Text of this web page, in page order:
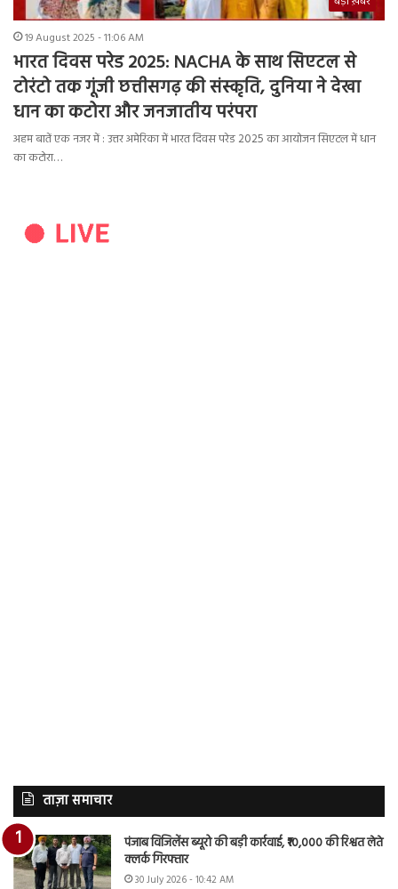
19 August 2025 - 11:06 AM
भारत दिवस परेड 2025: NACHA के साथ सिएटल से
टोरंटो तक गूंजी छत्तीसगढ़ की संस्कृति, दुनिया ने देखा
धान का कटोरा और जनजातीय परंपरा
अहम बातें एक नजर में : उत्तर अमेरिका में भारत दिवस परेड 2025 का आयोजन सिएटल में धान
का कटोरा…
ताज़ा समाचार
पंजाब विजिलेंस ब्यूरो की बड़ी कार्रवाई, ₹10,000 की रिश्वत लेते
क्लर्क गिरफ्तार
30 July 2026 - 10:42 AM